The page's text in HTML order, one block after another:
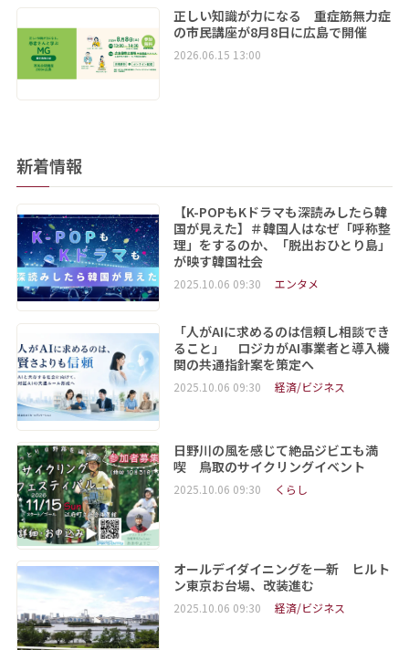
正しい知識が力になる 重症筋無力症
の市民講座が8月8日に広島で開催
2026.06.15 13:00
新着情報
【K-POPもKドラマも深読みしたら韓
国が見えた】＃韓国人はなぜ「呼称整
理」をするのか、「脱出おひとり島」
が映す韓国社会
2025.10.06 09:30 エンタメ
「人がAIに求めるのは信頼し相談でき
ること」 ロジカがAI事業者と導入機
関の共通指針案を策定へ
2025.10.06 09:30 経済/ビジネス
日野川の風を感じて絶品ジビエも満
喫 鳥取のサイクリングイベント
2025.10.06 09:30 くらし
オールデイダイニングを一新 ヒルト
ン東京お台場、改装進む
2025.10.06 09:30 経済/ビジネス